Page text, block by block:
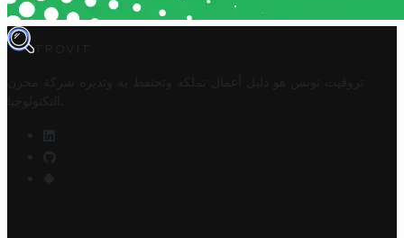
TROVIT
تروفيت تونس هو دليل أعمال تملكه وتحتفظ به وتديره
شركة مخزن
التكنولوجيا